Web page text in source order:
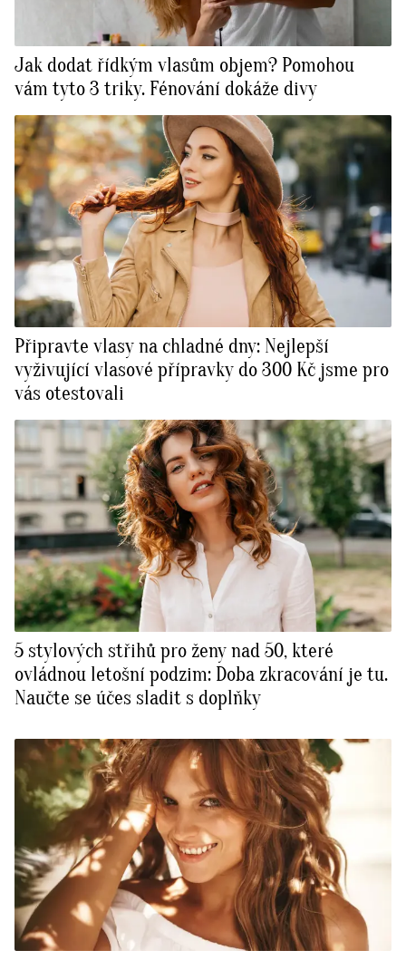
Jak dodat řídkým vlasům objem? Pomohou
vám tyto 3 triky. Fénování dokáže divy
Připravte vlasy na chladné dny: Nejlepší
vyživující vlasové přípravky do 300 Kč jsme pro
vás otestovali
5 stylových střihů pro ženy nad 50, které
ovládnou letošní podzim: Doba zkracování je tu.
Naučte se účes sladit s doplňky